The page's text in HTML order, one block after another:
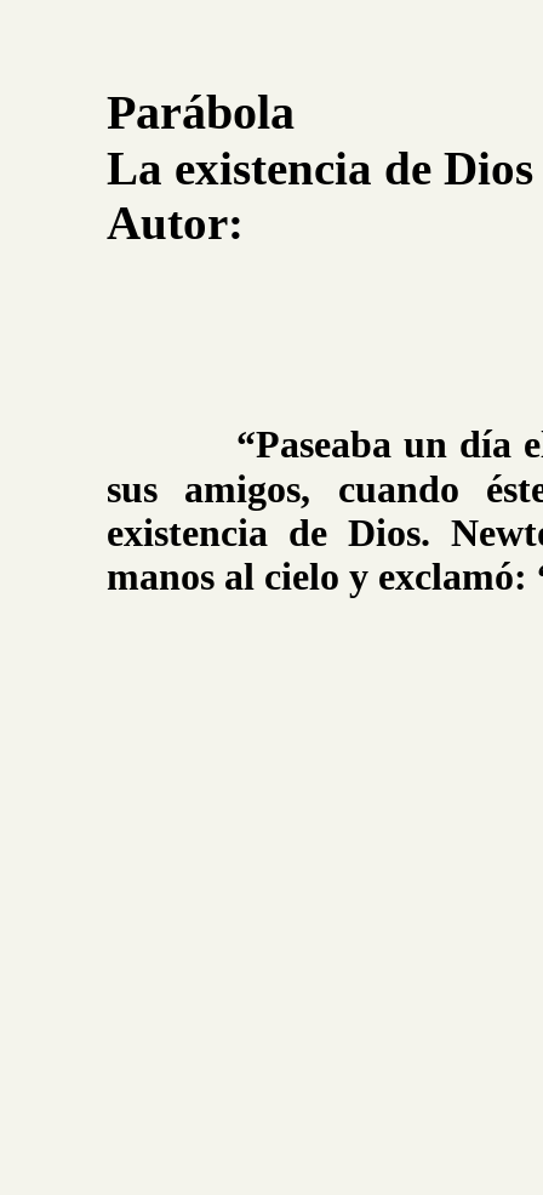
Parábola
La existencia de Dios
Autor:
“Paseaba un día
sus amigos, cuando
existencia de Dios.
manos al cielo y